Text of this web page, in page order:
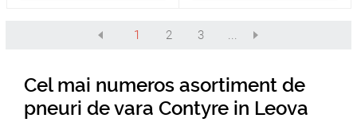
1 2 3 ...
Cel mai numeros asortiment de
pneuri de vara Contyre in Leova